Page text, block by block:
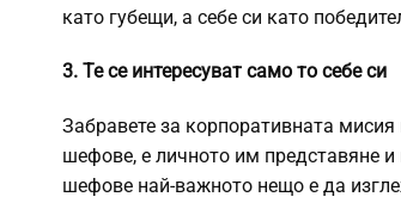
като губещи, а себе си като
3. Те се интересуват само то себе си
Забравете за корпоративната мисия
шефове, е личното им представяне и
шефове най-важното нещо е да